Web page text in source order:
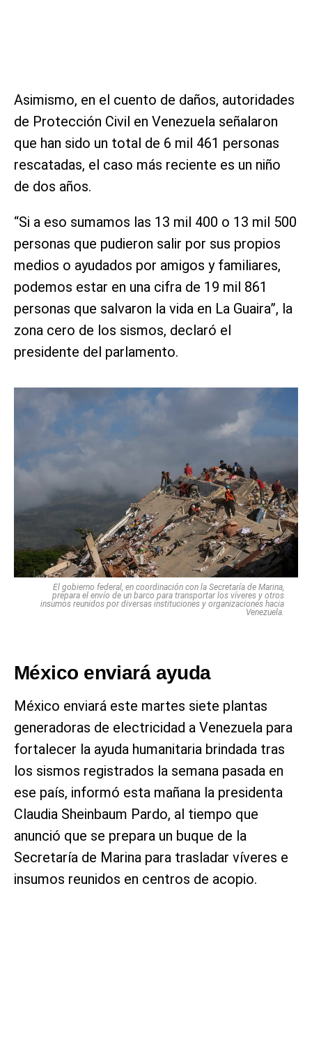
Asimismo, en el cuento de daños, autoridades
de Protección Civil en Venezuela señalaron
que han sido un total de 6 mil 461 personas
rescatadas, el caso más reciente es un niño
de dos años.
“Si a eso sumamos las 13 mil 400 o 13 mil 500
personas que pudieron salir por sus propios
medios o ayudados por amigos y familiares,
podemos estar en una cifra de 19 mil 861
personas que salvaron la vida en La Guaira”, la
zona cero de los sismos, declaró el
presidente del parlamento.
El gobierno federal, en coordinación con la Secretaría de Marina,
prepara el envío de un barco para transportar los víveres y otros
insumos reunidos por diversas instituciones y organizaciones hacia
Venezuela.
México enviará ayuda
México enviará este martes siete plantas
generadoras de electricidad a Venezuela para
fortalecer la ayuda humanitaria brindada tras
los sismos registrados la semana pasada en
ese país, informó esta mañana la presidenta
Claudia Sheinbaum Pardo, al tiempo que
anunció que se prepara un buque de la
Secretaría de Marina para trasladar víveres e
insumos reunidos en centros de acopio.